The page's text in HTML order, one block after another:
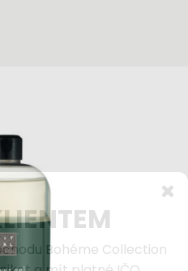
Bohéme Collection